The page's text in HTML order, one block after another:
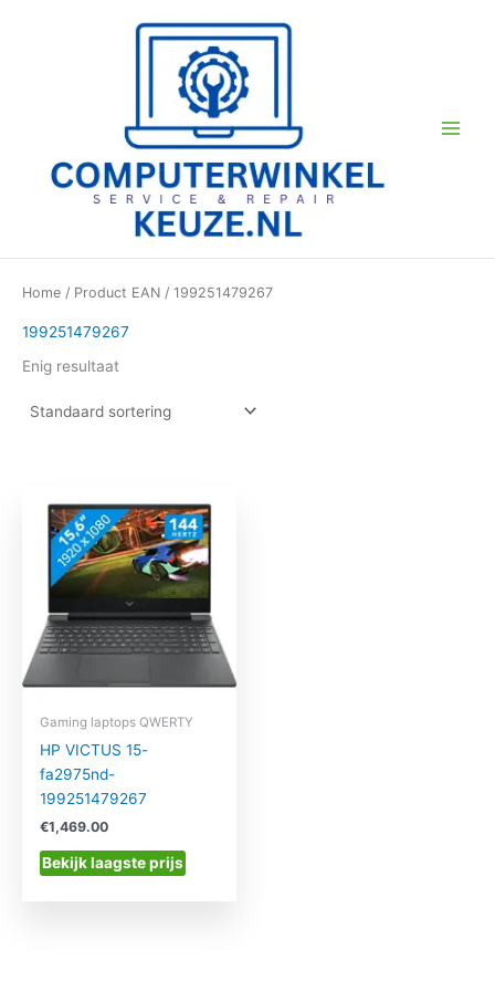
Home / Product EAN / 199251479267
199251479267
Enig resultaat
Gaming laptops QWERTY
HP VICTUS 15-
fa2975nd-
199251479267
€1,469.00
Bekijk laagste prijs